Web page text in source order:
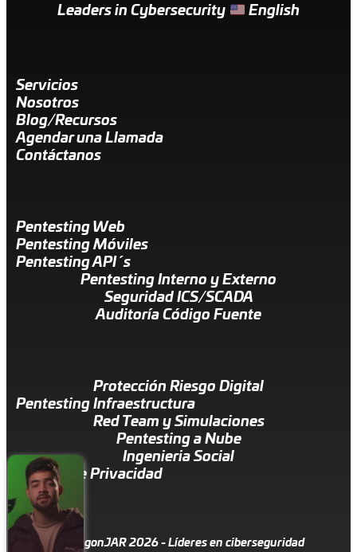
Leaders in Cybersecurity English
Servicios
Nosotros
Blog/Recursos
Agendar una Llamada
Contáctanos
Pentesting Web
Pentesting Móviles
Pentesting API´s
Pentesting Interno y Externo
Seguridad ICS/SCADA
Auditoría Código Fuente
Protección Riesgo Digital
Pentesting Infraestructura
Red Team y Simulaciones
Pentesting a Nube
Ingenieria Social
Política de Privacidad
© DragonJAR 2026 - Líderes en ciberseguridad